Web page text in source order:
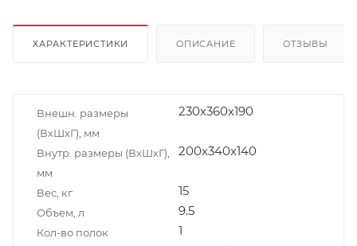
ХАРАКТЕРИСТИКИ ОПИСАНИЕ ОТЗЫВЫ
Внешн. размеры
(ВxШxГ), мм
230x360x190
Внутр. размеры (ВxШxГ),
мм
200x340x140
Вес, кг 15
Объем, л 9.5
Кол-во полок 1